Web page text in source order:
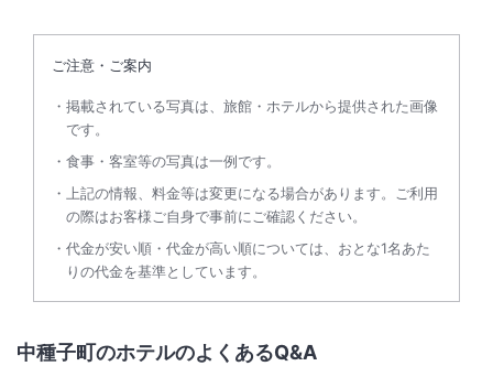
ご注意・ご案内
掲載されている写真は、旅館・ホテルから提供された画像
です。
食事・客室等の写真は一例です。
上記の情報、料金等は変更になる場合があります。ご利用
の際はお客様ご自身で事前にご確認ください。
代金が安い順・代金が高い順については、おとな1名あた
りの代金を基準としています。
中種子町のホテルのよくあるQ&A